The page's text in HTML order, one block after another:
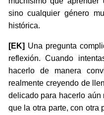
sino cualquier género
histórica.
[EK] Una pregunta
reflexión. Cuando
hacerlo de manera
realmente creyendo de
delicado para hacerlo
que la otra parte, con otra